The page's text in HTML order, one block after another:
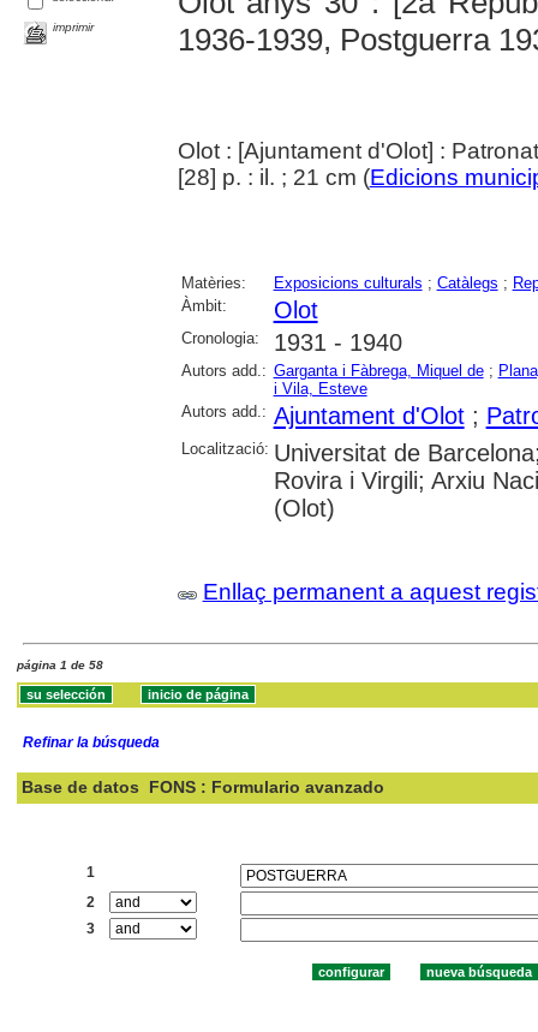
imprimir
1936-1939, Postguerra
Olot : [Ajuntament d'Olot] :
[28] p. : il. ; 21 cm (Edicions
Matèries: Exposicions culturals ; Catàlegs ;
Àmbit:
Olot
Cronologia: 1931 - 1940
Autors add.: Garganta i Fàbrega, Miquel de;
i Vila, Esteve
Autors add.: Ajuntament d'Olot;
Localització: Universitat de
Rovira i Virgili; Arxiu
(Olot)
Enllaç permanent a aquest
página 1 de 58
Refinar la búsqueda
Base de datos FONS : Formulario avanzado
1
2
3